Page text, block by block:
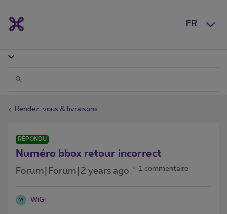
FR
Rendez-vous & livraisons
RÉPONDU
Numéro bbox retour incorrect
Forum|Forum|2 years ago 1 commentaire
W WiGi